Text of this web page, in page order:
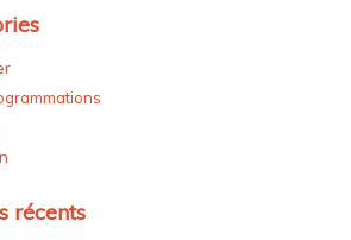
récents